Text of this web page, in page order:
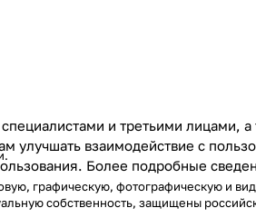
.
графическую, фотографическую и
собственность, защищены
и третьими лицами,
улучшать взаимодействие с
Более подробные